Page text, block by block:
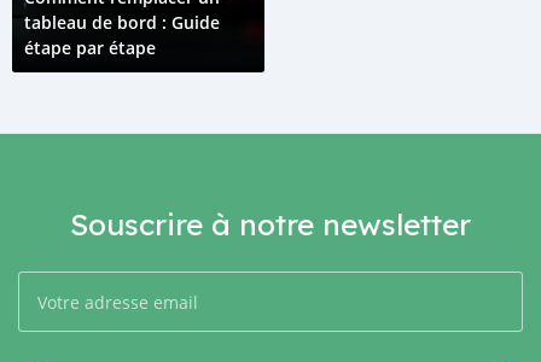
tableau de bord : Guide
étape par étape
Souscrire à notre newsletter